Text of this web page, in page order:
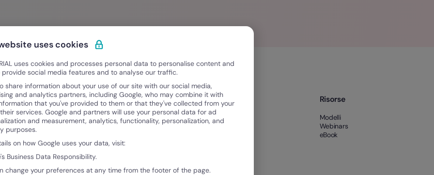
Prodotto
Che cos’è Factorial?
Funzioni
Prezzo
Prova Factorial
gratuitamente
Company
Chi siamo
Clienti
Risorse
Modelli
Webinars
eBook
uses cookies
uses cookies and processes personal data to personalise content and
provide social media features and to analyse our traffic.
share information about your use of our site with our social media,
and analytics partners, including Google, who may combine it with
that you've provided to them or that they've collected from your
services. Google and partners will use your personal data for ad
and measurement, analytics, functionality, personalization, and
purposes.
on how Google uses your data, visit:
Business Data Responsibility.
change your preferences at any time from the footer of the page.